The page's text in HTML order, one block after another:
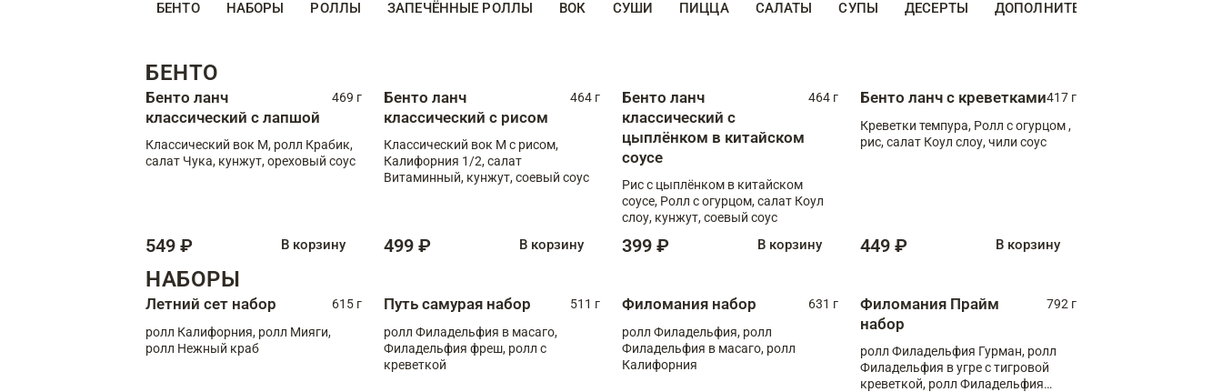
БЕНТО НАБОРЫ РОЛЛЫ ЗАПЕЧЁННЫЕ РОЛЛЫ ВОК СУШИ ПИЦЦА САЛАТЫ СУПЫ ДЕСЕРТЫ ДОПОЛНИТЕЛЬНО
БЕНТО
Бенто ланч
классический с лапшой
469 г
Классический вок М, ролл Крабик,
салат Чука, кунжут, ореховый соус
549 ₽ В корзину
Бенто ланч
классический с рисом
464 г
Классический вок М с рисом,
Калифорния 1/2, салат
Витаминный, кунжут, соевый соус
499 ₽ В корзину
Бенто ланч
классический с
цыплёнком в китайском
соусе
464 г
Рис с цыплёнком в китайском
соусе, Ролл с огурцом, салат Коул
слоу, кунжут, соевый соус
399 ₽ В корзину
Бенто ланч с креветками417 г
Креветки темпура, Ролл с огурцом ,
рис, салат Коул слоу, чили соус
449 ₽ В корзину
НАБОРЫ
Летний сет набор
615 г
ролл Калифорния, ролл Мияги,
ролл Нежный краб
Путь самурая набор
511 г
ролл Филадельфия в масаго,
Филадельфия фреш, ролл с
креветкой
Филомания набор
631 г
ролл Филадельфия, ролл
Филадельфия в масаго, ролл
Калифорния
Филомания Прайм
набор
792 г
ролл Филадельфия Гурман, ролл
Филадельфия в угре с тигровой
креветкой, ролл Филадельфия